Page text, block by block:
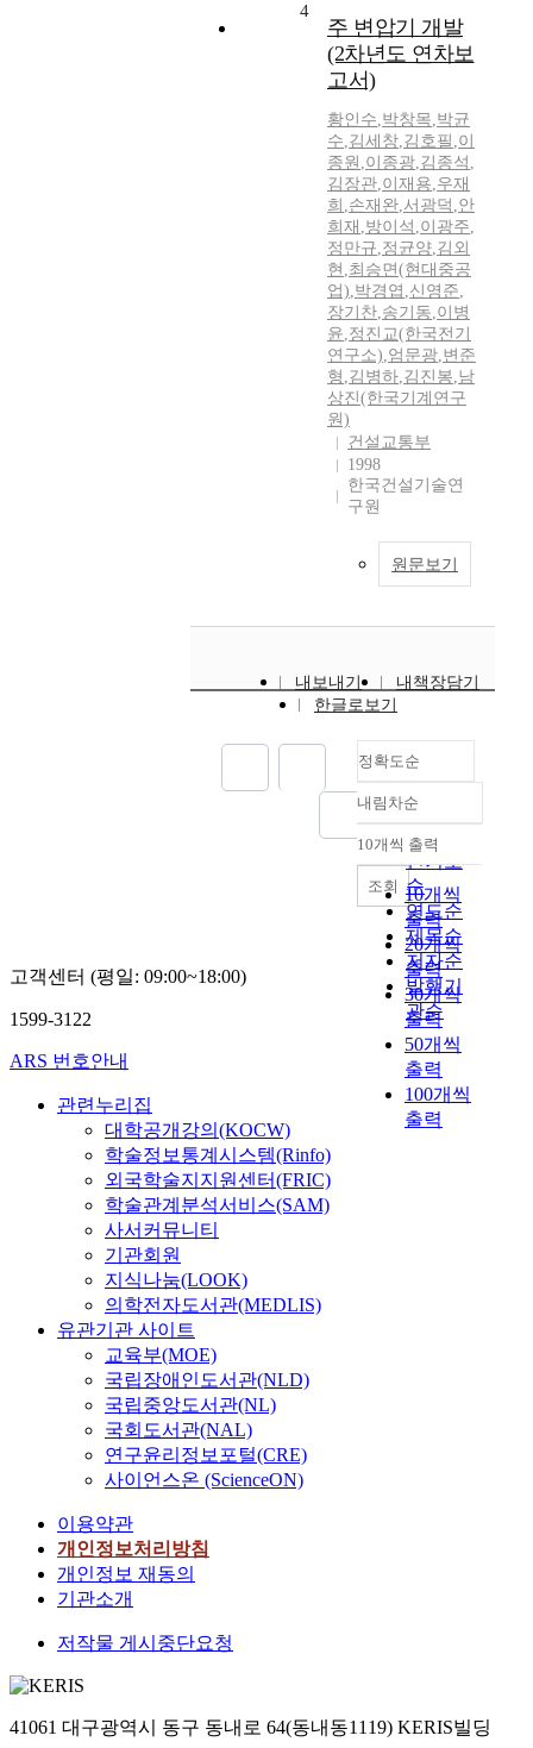
4
주 변압기 개발
(2차년도 연차보
고서)
황인수,박창목,박균
수,김세창,김호필 ,이
종원 ,이종광,김종석 ,
김장관,이재용,우재
희 ,손재완,서광덕 ,안
희재 ,방이석 ,이광주,
정만규,정균양,김외
현 ,최승면(현대중공
업),박경엽 ,신영준,
장기찬,송기동,이병
윤,정진교(한국전기
연구소),엄문광,변준
형 ,김병하,김진봉,남
상진(한국기계연구
원)
건설교통부
1998
한국건설기술연
구원
원문보기
내보내기
내책장담기
한글로보기
정확도순
정확도
순
인기도
순
연도순
제목순
저자순
발행기
관순
내림차순
내림차순
10개씩 출력
10개씩
출력
20개씩
출력
30개씩
출력
50개씩
출력
100개씩
출력
조회
고객센터 (평일: 09:00~18:00)
1599-3122
ARS 번호안내
관련누리집
대학공개강의(KOCW)
학술정보통계시스템(Rinfo)
외국학술지지원센터(FRIC)
학술관계분석서비스(SAM)
사서커뮤니티
기관회원
지식나눔(LOOK)
의학전자도서관(MEDLIS)
유관기관 사이트
교육부(MOE)
국립장애인도서관(NLD)
국립중앙도서관(NL)
국회도서관(NAL)
연구윤리정보포털(CRE)
사이언스온 (ScienceON)
이용약관
개인정보처리방침
개인정보 재동의
기관소개
저작물 게시중단요청
41061 대구광역시 동구 동내로 64(동내동1119) KERIS빌딩